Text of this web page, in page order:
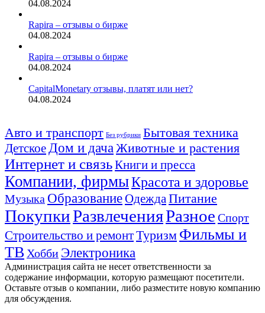
04.08.2024
Rapira – отзывы о бирже
04.08.2024
Rapira – отзывы о бирже
04.08.2024
CapitalMonetary отзывы, платят или нет?
04.08.2024
Авто и транспорт Без рубрики Бытовая техника
ДетскоеДом и дачаЖивотные и растения
Интернет и связьКниги и пресса
Компании, фирмыКрасота и здоровье
Музыка ОбразованиеОдеждаПитание
ПокупкиРазвлеченияРазное Спорт
Строительство и ремонтТуризм Фильмы и
ТВ Хобби Электроника
Администрация сайта не несет ответственности за
содержание информации, которую размещают посетители.
Оставьте отзыв о компании, либо разместите новую компанию
для обсуждения.